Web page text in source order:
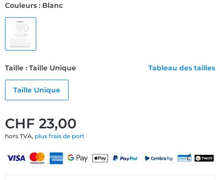
CHF 23,00
hors TVA, plus frais de port
Couleurs : Blanc
Taille : Taille Unique Tableau des tailles
Taille Unique